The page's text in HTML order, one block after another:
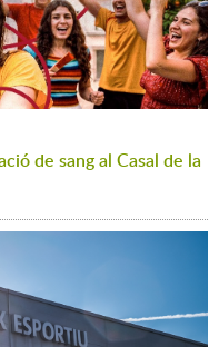
de sang al Casal de la